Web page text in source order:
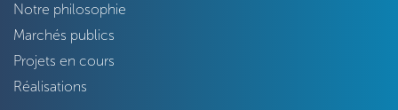
Notre philosophie
Marchés publics
Projets en cours
Réalisations